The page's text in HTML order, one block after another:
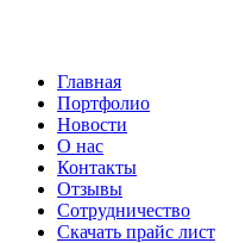
Главная
Портфолио
Новости
О нас
Контакты
Отзывы
Сотрудничество
Скачать прайс лист